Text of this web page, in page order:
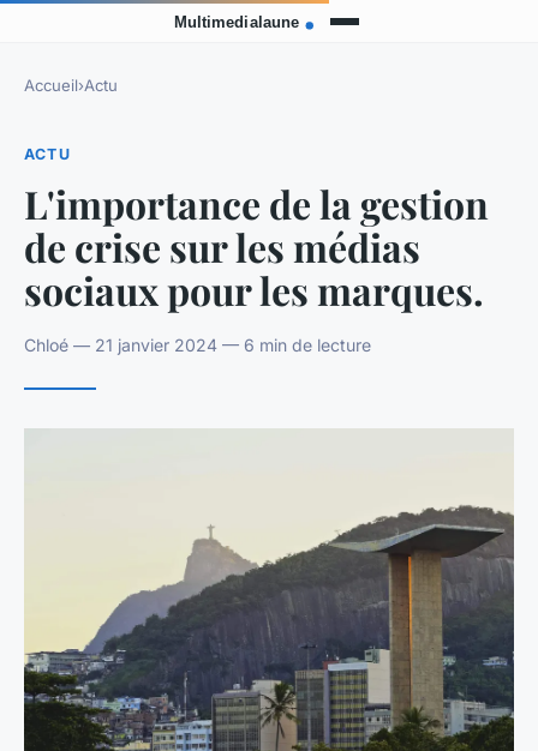
Accueil›Actu
ACTU
L'importance de la gestion
de crise sur les médias
sociaux pour les marques.
Chloé — 21 janvier 2024 — 6 min de lecture